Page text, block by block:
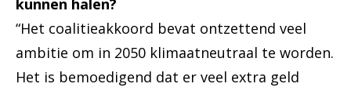
kunnen halen?
“Het coalitieakkoord bevat ontzettend veel
ambitie om in 2050 klimaatneutraal te worden.
Het is bemoedigend dat er veel extra geld